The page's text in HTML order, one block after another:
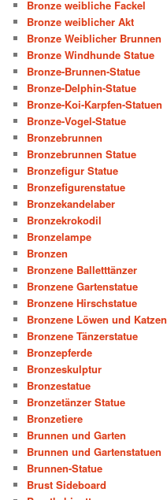
Bronze weibliche Fackel
Bronze weiblicher Akt
Bronze Weiblicher Brunnen
Bronze Windhunde Statue
Bronze-Brunnen-Statue
Bronze-Delphin-Statue
Bronze-Koi-Karpfen-Statuen
Bronze-Vogel-Statue
Bronzebrunnen
Bronzebrunnen Statue
Bronzefigur Statue
Bronzefigurenstatue
Bronzekandelaber
Bronzekrokodil
Bronzelampe
Bronzen
Bronzene Balletttänzer
Bronzene Gartenstatue
Bronzene Hirschstatue
Bronzene Löwen und Katzen
Bronzene Tänzerstatue
Bronzepferde
Bronzeskulptur
Bronzestatue
Bronzetänzer Statue
Bronzetiere
Brunnen und Garten
Brunnen und Gartenstatuen
Brunnen-Statue
Brust Sideboard